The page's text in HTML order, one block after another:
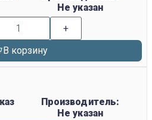
Не указан
+
В корзину
Производитель:
Не указан